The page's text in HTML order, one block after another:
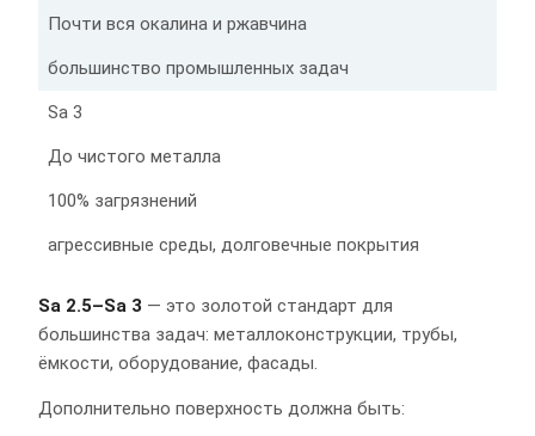
Почти вся окалина и ржавчина
большинство промышленных задач
Sa 3
До чистого металла
100% загрязнений
агрессивные среды, долговечные покрытия
Sa 2.5–Sa 3 — это золотой стандарт для
большинства задач: металлоконструкции, трубы,
ёмкости, оборудование, фасады.
Дополнительно поверхность должна быть: